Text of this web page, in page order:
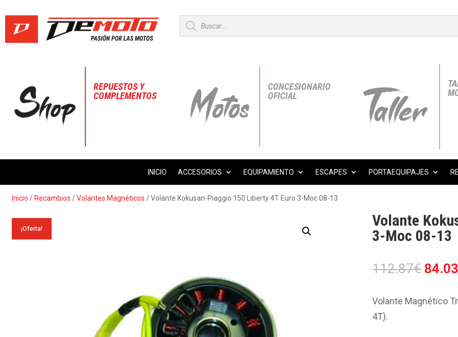
Búsqueda
de
productos
REPUESTOS Y
COMPLEMENTOS
CONCESIONARIO
OFICIAL
INICIO ACCESORIOS EQUIPAMIENTO ESCAPES PORTAEQUIPAJES
Inicio / Recambios /Volantes Magnéticos / Volante Kokusan-Piaggio 150 Liberty 4T Euro 3-Moc 08-13
¡Oferta!
Volante
3-Moc 08-13
112.87€ El
84.03
Volante Magnético
4T).